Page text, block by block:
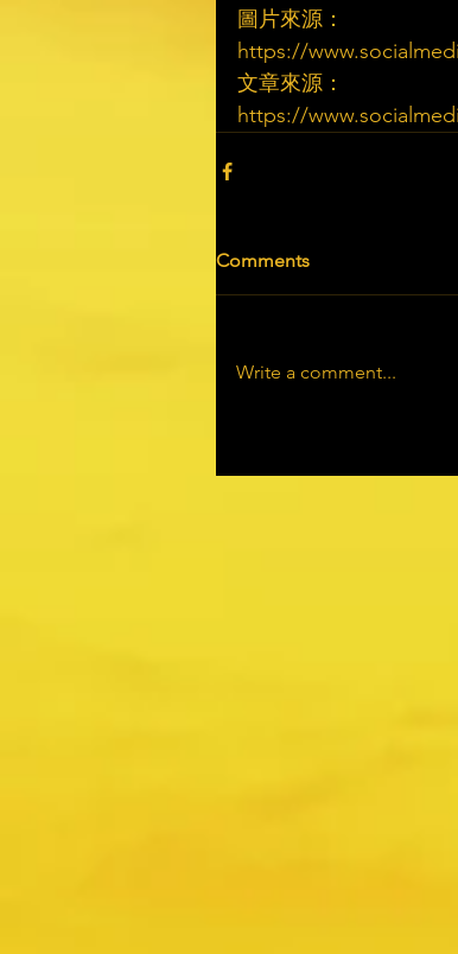
圖片來源：
https://
文章來源：
https://
Comments
Write a comment...